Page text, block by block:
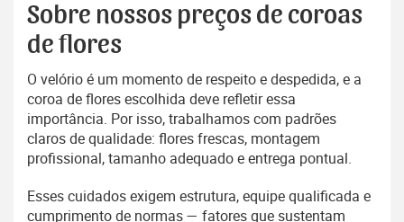
Sobre nossos preços de coroas
de flores
O velório é um momento de respeito e despedida, e a
coroa de flores escolhida deve refletir essa
importância. Por isso, trabalhamos com padrões
claros de qualidade: flores frescas, montagem
profissional, tamanho adequado e entrega pontual.
Esses cuidados exigem estrutura, equipe qualificada e
cumprimento de normas — fatores que sustentam